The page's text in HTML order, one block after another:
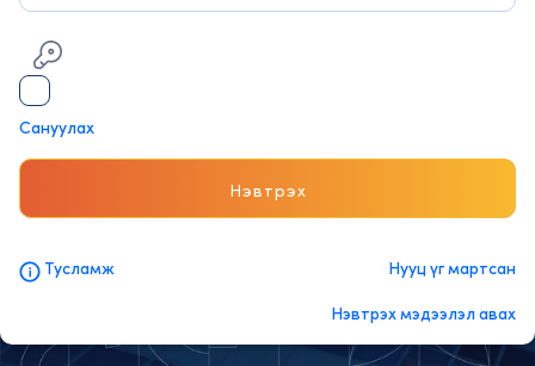
Сануулах
Нэвтрэх
Тусламж Нууц үг мартсан
Нэвтрэх мэдээлэл авах